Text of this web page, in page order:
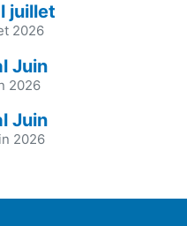
juillet
2026
Juin
2026
Juin
2026